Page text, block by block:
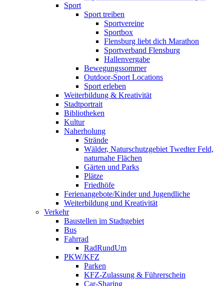
Sport
Sport treiben
Sportvereine
Sportbox
Flensburg liebt dich Marathon
Sportverband Flensburg
Hallenvergabe
Bewegungssommer
Outdoor-Sport Locations
Sport erleben
Weiterbildung & Kreativität
Stadtportrait
Bibliotheken
Kultur
Naherholung
Strände
Wälder, Naturschutzgebiet Twedter Feld,
naturnahe Flächen
Gärten und Parks
Plätze
Friedhöfe
Ferienangebote/Kinder und Jugendliche
Weiterbildung und Kreativität
Verkehr
Baustellen im Stadtgebiet
Bus
Fahrrad
RadRundUm
PKW/KFZ
Parken
KFZ-Zulassung & Führerschein
Car-Sharing